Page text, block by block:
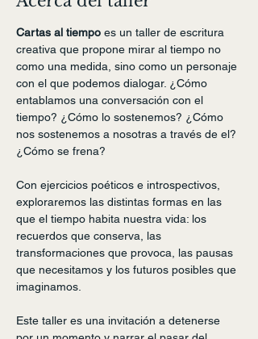
Cartas al tiempo es un taller de escritura
creativa que propone mirar al tiempo no
como una medida, sino como un personaje
con el que podemos dialogar. ¿Cómo
entablamos una conversación con el
tiempo? ¿Cómo lo sostenemos? ¿Cómo
nos sostenemos a nosotras a través de el?
¿Cómo se frena?
Con ejercicios poéticos e introspectivos,
exploraremos las distintas formas en las
que el tiempo habita nuestra vida: los
recuerdos que conserva, las
transformaciones que provoca, las pausas
que necesitamos y los futuros posibles que
imaginamos.
Este taller es una invitación a detenerse